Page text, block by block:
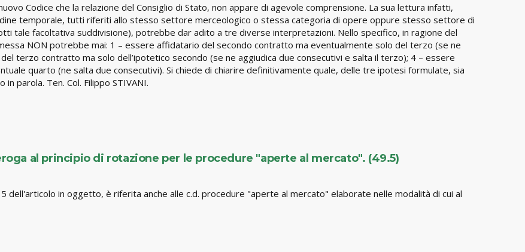
Codice che la relazione del Consiglio di Stato, non appare di agevole comprensione. La sua lettura infatti,
temporale, tutti riferiti allo stesso settore merceologico o stessa categoria di opere oppure stesso settore di
tale facoltativa suddivisione), potrebbe dar adito a tre diverse interpretazioni. Nello specifico, in ragione del
NON potrebbe mai: 1 – essere affidatario del secondo contratto ma eventualmente solo del terzo (se ne
terzo contratto ma solo dell’ipotetico secondo (se ne aggiudica due consecutivi e salta il terzo); 4 – essere
quarto (ne salta due consecutivi). Si chiede di chiarire definitivamente quale, delle tre ipotesi formulate, sia
parola. Ten. Col. Filippo STIVANI.
al principio di rotazione per le procedure "aperte al mercato". (49.5)
dell'articolo in oggetto, è riferita anche alle c.d. procedure "aperte al mercato" elaborate nelle modalità di cui al